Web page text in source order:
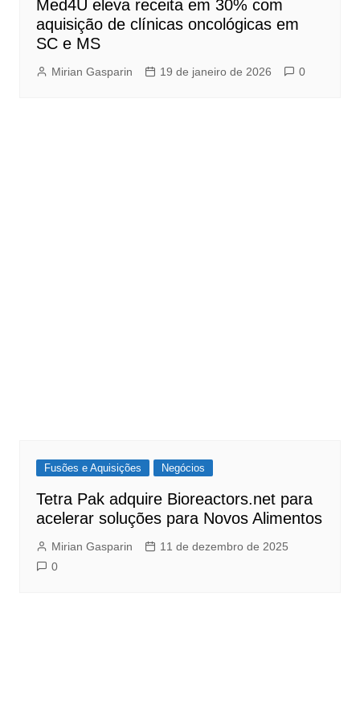
Med4U eleva receita em 30% com
aquisição de clínicas oncológicas em
SC e MS
Mirian Gasparin 19 de janeiro de 2026 0
Fusões e Aquisições Negócios
Tetra Pak adquire Bioreactors.net para
acelerar soluções para Novos Alimentos
Mirian Gasparin
11 de dezembro de 2025
0